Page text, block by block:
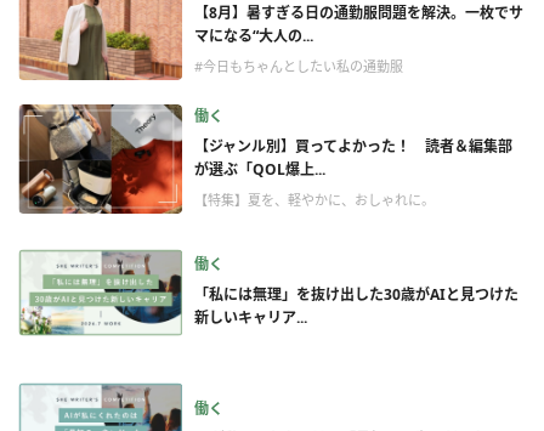
【8月】暑すぎる日の通勤服問題を解決。一枚でサ
マになる“大人の...
#今日もちゃんとしたい私の通勤服
働く
【ジャンル別】買ってよかった！ 読者＆編集部
が選ぶ「QOL爆上...
【特集】夏を、軽やかに、おしゃれに。
働く
「私には無理」を抜け出した30歳がAIと見つけた
新しいキャリア...
働く